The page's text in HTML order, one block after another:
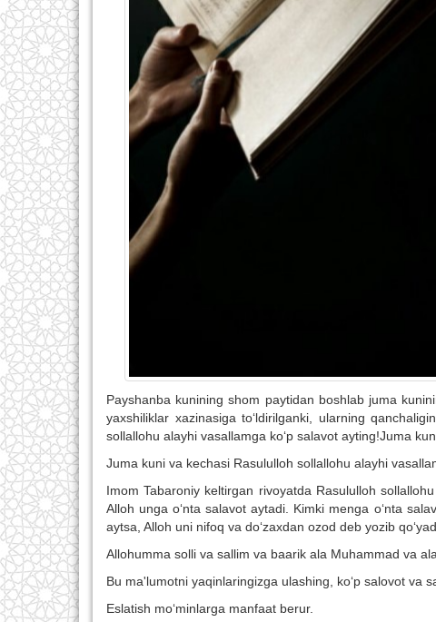
Payshanba kunining shom paytidan boshlab juma
yaxshiliklar xazinasiga to‘ldirilganki, ularning
sollallohu alayhi vasallamga ko‘p salavot ayting!Juma
Juma kuni va kechasi Rasululloh sollallohu alayhi
Imom Tabaroniy keltirgan rivoyatda Rasululloh
Alloh unga o‘nta salavot aytadi. Kimki menga o‘nta
aytsa, Alloh uni nifoq va do‘zaxdan ozod deb yozib
Allohumma solli va sallim va baarik ala Muhammad va
Bu ma'lumotni yaqinlaringizga ulashing, ko‘p salovot va
Eslatish mo‘minlarga manfaat berur.